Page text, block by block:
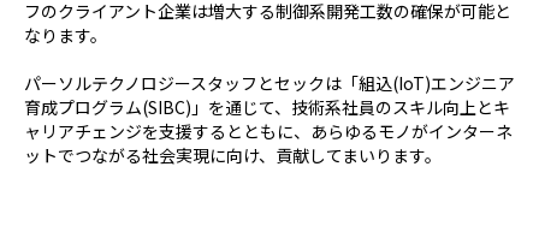
フのクライアント企業は増大する制御系開発工数の確保が可能と
なります。
パーソルテクノロジースタッフとセックは「組込(IoT)エンジニア
育成プログラム(SIBC)」を通じて、技術系社員のスキル向上とキ
ャリアチェンジを支援するとともに、あらゆるモノがインターネ
ットでつながる社会実現に向け、貢献してまいります。